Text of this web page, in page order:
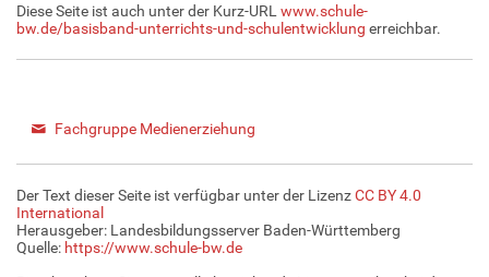
Diese Seite ist auch unter der Kurz-URL www.schule-
bw.de/basisband-unterrichts-und-schulentwicklung erreichbar.
Fachgruppe Medienerziehung
Der Text dieser Seite ist verfügbar unter der LizenzCC BY 4.0
International
Herausgeber: Landesbildungsserver Baden-Württemberg
Quelle: https://www.schule-bw.de